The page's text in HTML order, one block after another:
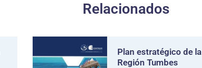
Relacionados
Plan estratégico de la
Región Tumbes